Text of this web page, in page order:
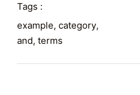
Tags :
example, category,
and, terms